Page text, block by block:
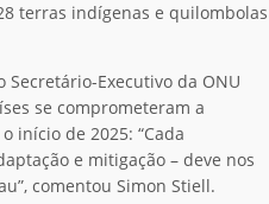
terras indígenas e quilombolas
Executivo da ONU
se comprometeram a
início de 2025: “Cada
e mitigação – deve nos
comentou Simon Stiell.